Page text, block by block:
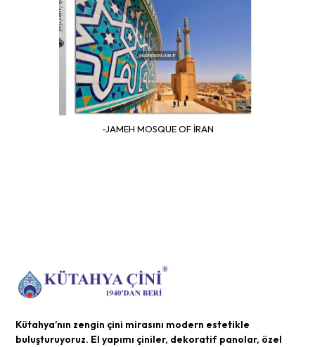
-JAMEH MOSQUE OF İRAN
Kütahya’nın zengin çini mirasını modern estetikle
buluşturuyoruz. El yapımı çiniler, dekoratif panolar, özel